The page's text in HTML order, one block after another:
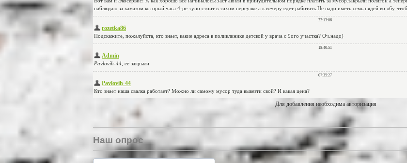
Для добавления необходима авторизация
Наш опрос